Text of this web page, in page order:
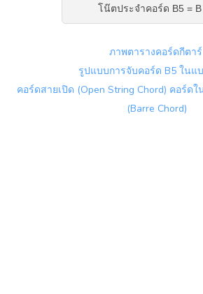
โน๊ตประจำคอร์ด B5 = B
ภาพตารางคอร์ดกีตาร์
รูปแบบการจับคอร์ด B5 ในแ
คอร์ดสายเปิด (Open String Chord) คอร์ด
(Barre Chord)